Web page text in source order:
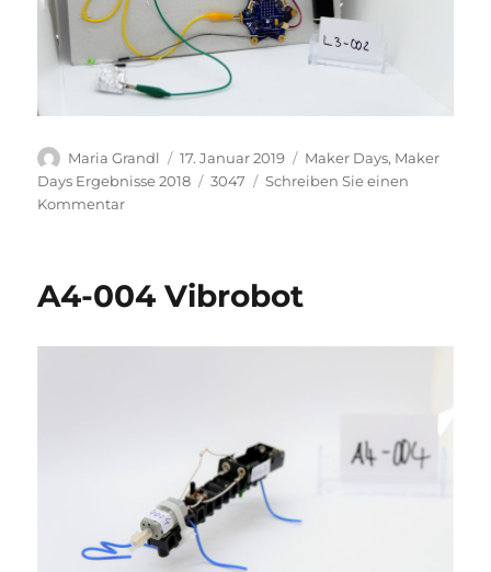
Autor
Maria Grandl
Veröffentlicht
am
17. Januar 2019 Kategorien
Maker Days, Maker
Days Ergebnisse 2018
Schlagwörter
3047
Schreiben Sie einen
Kommentarzu
A4-004 Vibrobot